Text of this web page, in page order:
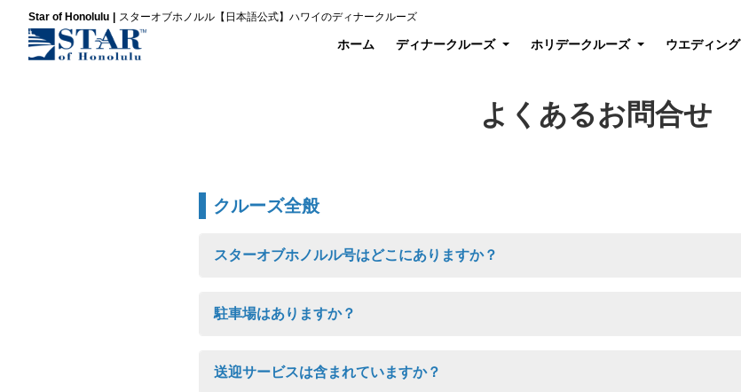
Star of Honolulu スターオブホノルル【日本語公式】ハワイのディナークルーズ
ホーム ディナークルーズ ホリデークルーズ ウエディング
よくあるお問合せ
クルーズ全般
スターオブホノルル号はどこにありますか？
駐車場はありますか？
送迎サービスは含まれていますか？